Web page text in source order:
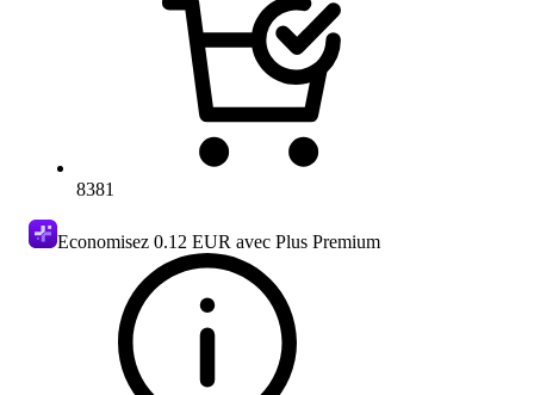
8381
Economisez 0.12 EUR avec Plus Premium